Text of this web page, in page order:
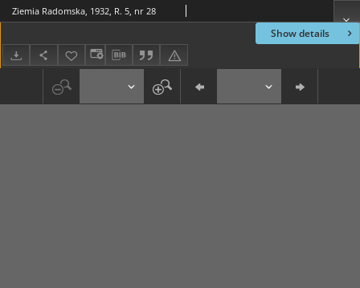
Show details
Ziemia Radomska, 1932, R. 5, nr 28